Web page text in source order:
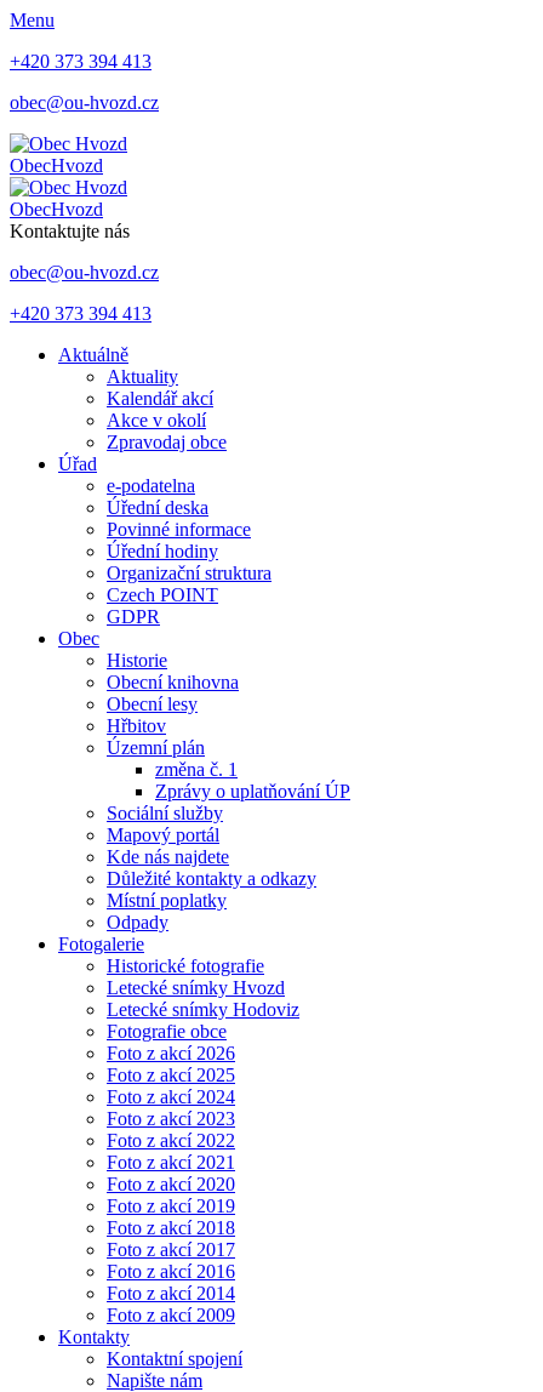
Menu
+420 373 394 413
obec@ou-hvozd.cz
ObecHvozd
ObecHvozd
Kontaktujte nás
obec@ou-hvozd.cz
+420 373 394 413
Aktuálně
Aktuality
Kalendář akcí
Akce v okolí
Zpravodaj obce
Úřad
e-podatelna
Úřední deska
Povinné informace
Úřední hodiny
Organizační struktura
Czech POINT
GDPR
Obec
Historie
Obecní knihovna
Obecní lesy
Hřbitov
Územní plán
změna č. 1
Zprávy o uplatňování ÚP
Sociální služby
Mapový portál
Kde nás najdete
Důležité kontakty a odkazy
Místní poplatky
Odpady
Fotogalerie
Historické fotografie
Letecké snímky Hvozd
Letecké snímky Hodoviz
Fotografie obce
Foto z akcí 2026
Foto z akcí 2025
Foto z akcí 2024
Foto z akcí 2023
Foto z akcí 2022
Foto z akcí 2021
Foto z akcí 2020
Foto z akcí 2019
Foto z akcí 2018
Foto z akcí 2017
Foto z akcí 2016
Foto z akcí 2014
Foto z akcí 2009
Kontakty
Kontaktní spojení
Napište nám